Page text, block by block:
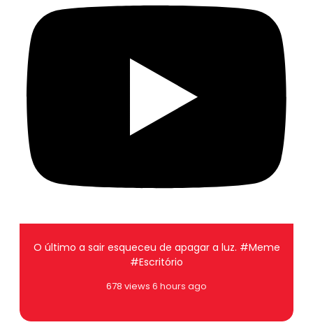
O último a sair esqueceu de apagar a luz. #Meme
#Escritório
678 views 6 hours ago